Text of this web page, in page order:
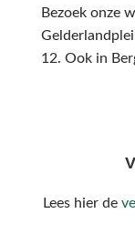
Bezoek onze
12. Ook in
Lees hier de